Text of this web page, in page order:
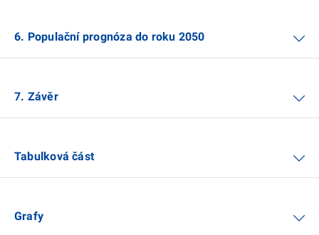
6. Populační prognóza do roku 2050
7. Závěr
Tabulková část
Grafy